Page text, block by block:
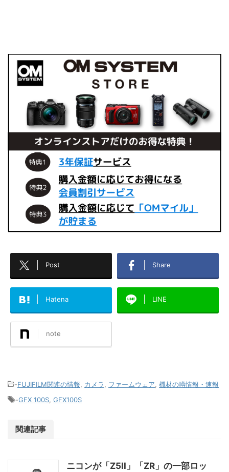
Post Share
Hatena LINE
note
-FUJIFILM関連の情報 カメラ ファームウェア 機材の噂情報・速報
-GFX 100S GFX100S
関連記事
ニコンが「Z5II」「ZR」の一部ロッ